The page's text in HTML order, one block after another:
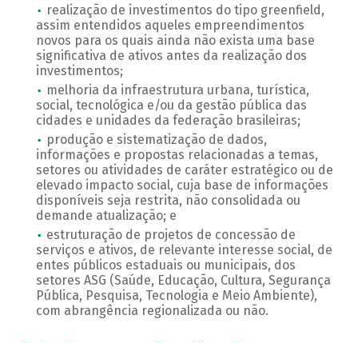
realização de investimentos do tipo greenfield,
assim entendidos aqueles empreendimentos
novos para os quais ainda não exista uma base
significativa de ativos antes da realização dos
investimentos;
melhoria da infraestrutura urbana, turística,
social, tecnológica e/ou da gestão pública das
cidades e unidades da federação brasileiras;
produção e sistematização de dados,
informações e propostas relacionadas a temas,
setores ou atividades de caráter estratégico ou de
elevado impacto social, cuja base de informações
disponíveis seja restrita, não consolidada ou
demande atualização; e
estruturação de projetos de concessão de
serviços e ativos, de relevante interesse social, de
entes públicos estaduais ou municipais, dos
setores ASG (Saúde, Educação, Cultura, Segurança
Pública, Pesquisa, Tecnologia e Meio Ambiente),
com abrangência regionalizada ou não.